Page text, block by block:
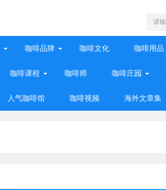
咖啡品牌 咖啡文化 咖啡用品
咖啡课程 咖啡师 咖啡庄园
人气咖啡馆 咖啡视频 海外文章集